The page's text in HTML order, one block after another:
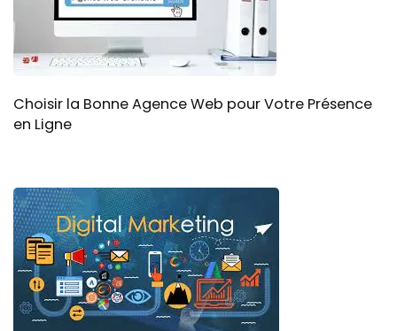
Choisir la Bonne Agence Web pour Votre Présence
en Ligne